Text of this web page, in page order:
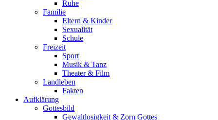
Ruhe
Familie
Eltern & Kinder
Sexualität
Schule
Freizeit
Sport
Musik & Tanz
Theater & Film
Landleben
Fakten
Aufklärung
Gottesbild
Gewaltlosigkeit & Zorn Gottes